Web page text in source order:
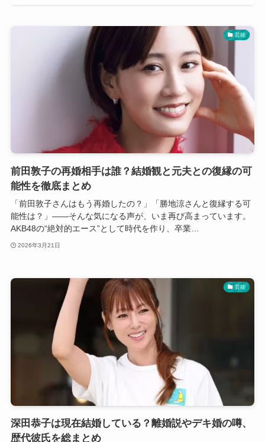
芸能
前田敦子の再婚相手は誰？結婚観と元夫との復縁の可
能性を徹底まとめ
「前田敦子さんはもう再婚したの？」「勝地涼さんと復縁する可
能性は？」――そんな気になる声が、いま再び高まっています。
AKB48の“絶対的エース”として時代を作り、卒業…
2026年3月21日
芸能
深田恭子は現在結婚している？離婚説やデキ婚の噂、
歴代彼氏を総まとめ